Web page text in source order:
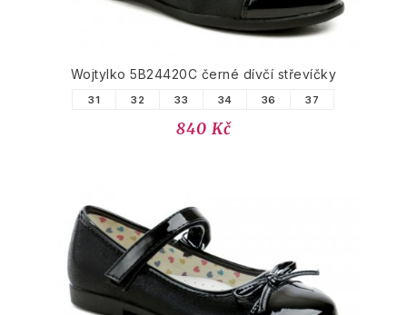
Wojtylko 5B24420C černé dívčí střevíčky
31 32 33 34 36 37
840 Kč